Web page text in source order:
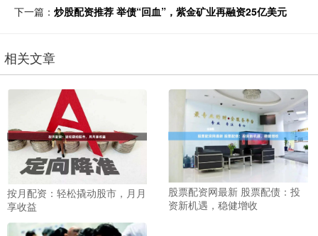
下一篇： 炒股配资推荐 举债“回血”，紫金矿业再融资25亿美元
相关文章
按月配资：轻松撬动股市，月月
享收益
股票配资网最新 股票配债：投
资新机遇，稳健增收